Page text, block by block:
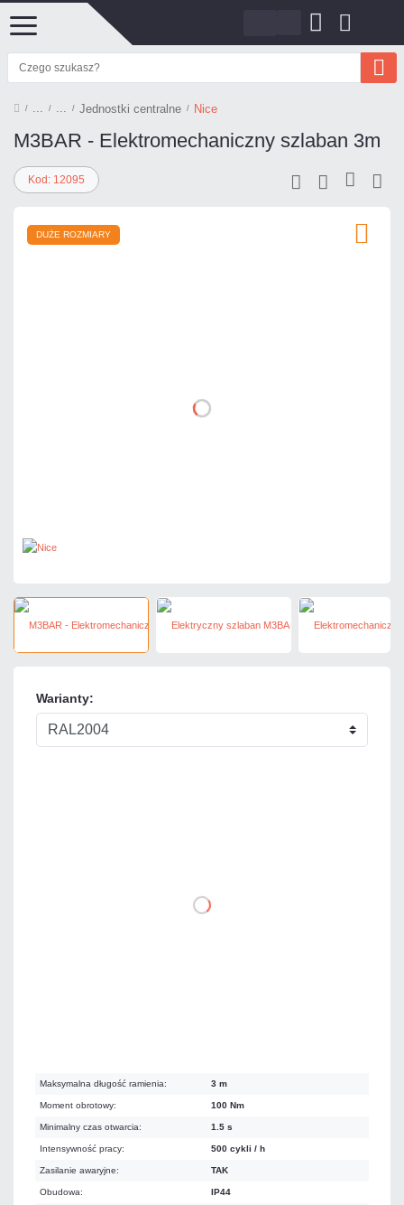
Jednostki centralne Nice
M3BAR - Elektromechaniczny szlaban 3m
Kod: 12095
Warianty:
Maksymalna długość ramienia: 3 m
Moment obrotowy: 100 Nm
Minimalny czas otwarcia: 1.5 s
Intensywność pracy: 500 cykli / h
Zasilanie awaryjne: TAK
Obudowa: IP44
DUŻE ROZMIARY